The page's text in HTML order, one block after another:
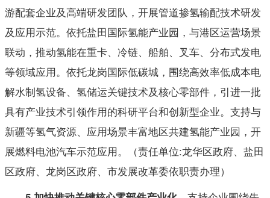
游配套企业及高端研发团队，开展管道掺氢输配技术研发
及应用示范。依托盐田国际氢能产业园，与港区运营场景
联动，推动氢能在重卡、冷链、船舶、叉车、分布式发电
等领域应用。依托龙岗国际低碳城，围绕高效率低成本电
解水制氢设备、氢储运关键技术及核心零部件，引进一批
具有产业技术引领作用的科研平台和创新型企业。支持与
新疆等氢气资源、应用场景丰富地区共建氢能产业园，开
展燃料电池汽车示范应用。（责任单位:龙华区政府、盐田
区政府、龙岗区政府、市发展改革委依职责办理）